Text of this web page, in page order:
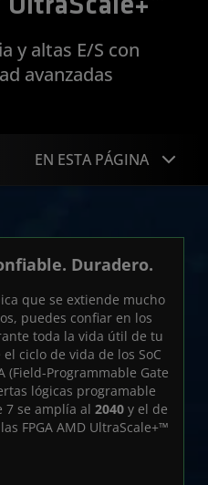
y altas E/S con
avanzadas
EN ESTA PÁGINA
Aplicaciones
Tabla de productos
Comenzar
Recursos
Duradero.
que se extiende mucho
puedes confiar en los
toda la vida útil de tu
ciclo de vida de los SoC
(Field-Programmable Gate
lógicas programable
7 se amplía al 2040 y el de
FPGA AMD UltraScale+™